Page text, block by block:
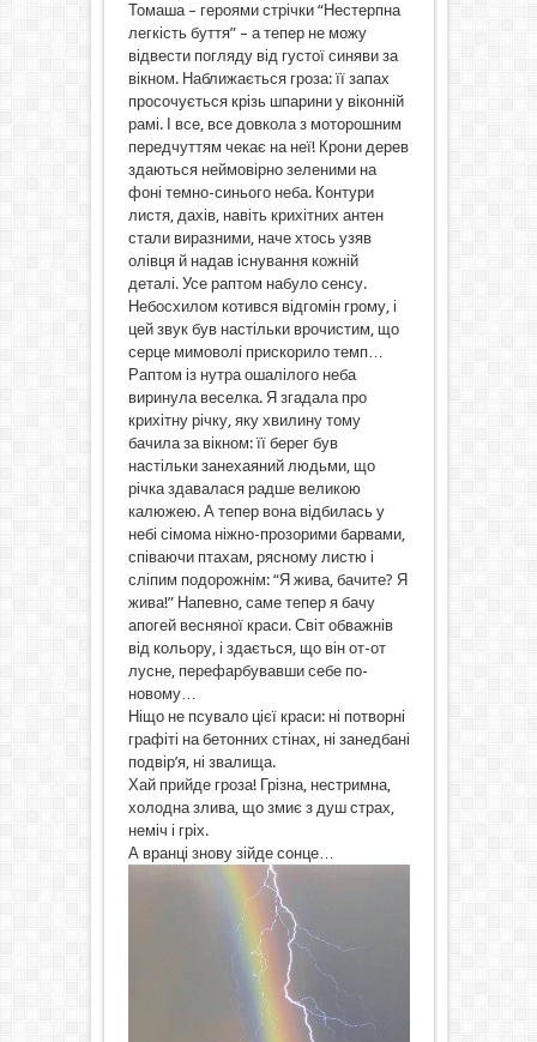
Томаша – героями стрічки “Нестерпна
легкість буття” – а тепер не можу
відвести погляду від густої синяви за
вікном. Наближається гроза: її запах
просочується крізь шпарини у віконній
рамі. І все, все довкола з моторошним
передчуттям чекає на неї! Крони дерев
здаються неймовірно зеленими на
фоні темно-синього неба. Контури
листя, дахів, навіть крихітних антен
стали виразними, наче хтось узяв
олівця й надав існування кожній
деталі. Усе раптом набуло сенсу.
Небосхилом котився відгомін грому, і
цей звук був настільки врочистим, що
серце мимоволі прискорило темп…
Раптом із нутра ошалілого неба
виринула веселка. Я згадала про
крихітну річку, яку хвилину тому
бачила за вікном: її берег був
настільки занехаяний людьми, що
річка здавалася радше великою
калюжею. А тепер вона відбилась у
небі сімома ніжно-прозорими барвами,
співаючи птахам, рясному листю і
сліпим подорожнім: “Я жива, бачите? Я
жива!” Напевно, саме тепер я бачу
апогей весняної краси. Світ обважнів
від кольору, і здається, що він от-от
лусне, перефарбувавши себе по-
новому…
Ніщо не псувало цієї краси: ні потворні
графіті на бетонних стінах, ні занедбані
подвір’я, ні звалища.
Хай прийде гроза! Грізна, нестримна,
холодна злива, що змиє з душ страх,
неміч і гріх.
А вранці знову зійде сонце…